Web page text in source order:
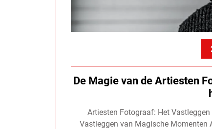
De Magie van de Artiesten
Artiesten Fotograaf: Het
Vastleggen van Magische Momenten